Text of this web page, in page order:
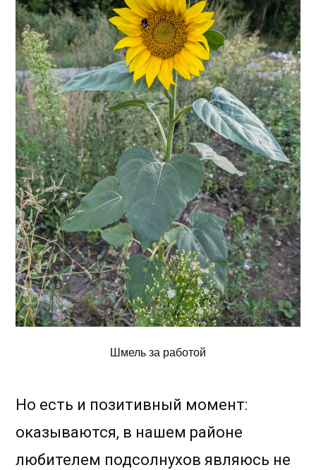
Шмель за работой
Но есть и позитивный момент:
оказываются, в нашем районе
любителем подсолнухов являюсь не